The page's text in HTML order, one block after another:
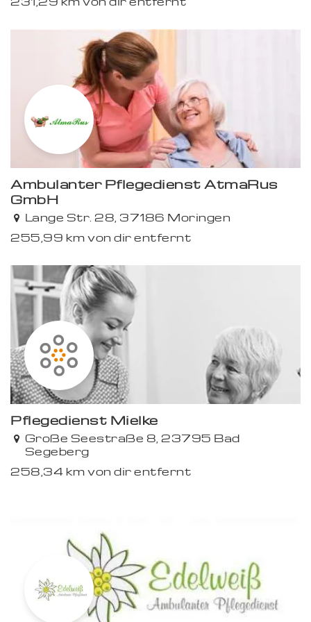
Premium
Ambulanter Pflegedienst AtmaRus
GmbH
Lange Str. 28, 37186 Moringen
255,99 km von dir entfernt
Pflegedienst Mielke
Große Seestraße 8, 23795 Bad
Segeberg
258,34 km von dir entfernt